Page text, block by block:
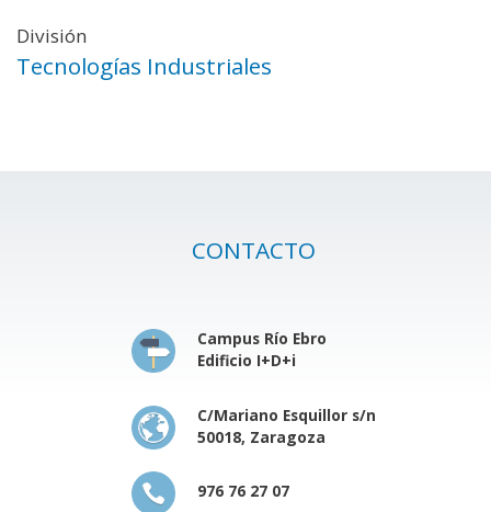
División
Tecnologías Industriales
CONTACTO
Campus Río Ebro
Edificio I+D+i
C/Mariano Esquillor s/n
50018, Zaragoza
976 76 27 07